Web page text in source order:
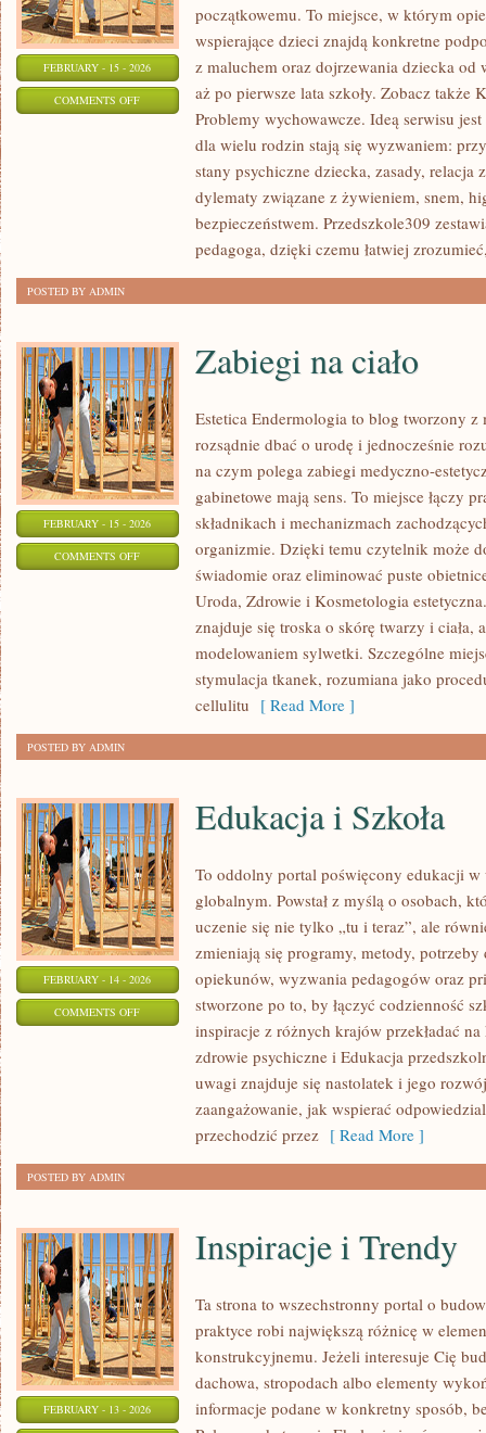
FEBRUARY - 15 - 2026
COMMENTS OFFON
SPECJALNA
INTEGRACYJNA
początkowemu. To miejsce, w którym
wspierające dzieci znajdą konkretne
z maluchem oraz dojrzewania dziecka od
aż po pierwsze lata szkoły. Zobacz także
Problemy wychowawcze. Ideą serwisu
dla wielu rodzin stają się wyzwaniem:
stany psychiczne dziecka, zasady, relacja
dylematy związane z żywieniem, snem,
bezpieczeństwem. Przedszkole309
pedagoga, dzięki czemu łatwiej
POSTED BY ADMIN
FEBRUARY - 15 - 2026
COMMENTS OFFON
Zabiegi na ciało
Estetica Endermologia to blog tworzony z
rozsądnie dbać o urodę i jednocześnie
na czym polega zabiegi medyczno-
gabinetowe mają sens. To miejsce łączy
składnikach i mechanizmach
organizmie. Dzięki temu czytelnik może
świadomie oraz eliminować puste
Uroda, Zdrowie i Kosmetologia
znajduje się troska o skórę twarzy i ciała,
modelowaniem sylwetki. Szczególne
stymulacja tkanek, rozumiana jako
cellulitu [ Read More ]
POSTED BY ADMIN
FEBRUARY - 14 - 2026
COMMENTS OFFON
Edukacja i Szkoła
To oddolny portal poświęcony edukacji
globalnym. Powstał z myślą o osobach,
uczenie się nie tylko „tu i teraz”, ale
zmieniają się programy, metody,
opiekunów, wyzwania pedagogów oraz
stworzone po to, by łączyć codzienność
inspiracje z różnych krajów przekładać
zdrowie psychiczne i Edukacja
uwagi znajduje się nastolatek i jego
zaangażowanie, jak wspierać
przechodzić przez [ Read More ]
POSTED BY ADMIN
FEBRUARY - 13 - 2026
Inspiracje i Trendy
Ta strona to wszechstronny portal o
praktyce robi największą różnicę w
konstrukcyjnemu. Jeżeli interesuje Cię
dachowa, stropodach albo elementy
informacje podane w konkretny sposób,